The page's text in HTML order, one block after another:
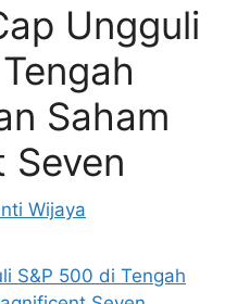
Ungguli
Saham
Seven
Wijaya